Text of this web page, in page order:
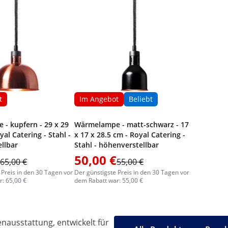
- kupfern - 29 x 29
Catering - Stahl -
65,00 €
in den 30 Tagen vor
65,00 €
Im Angebot Beliebt
Wärmelampe - matt-schwarz - 17
x 17 x 28.5 cm - Royal Catering -
Stahl - höhenverstellbar
50,00 €55,00 €
Der günstigste Preis in den 30 Tagen vor
dem Rabatt war: 55,00 €
entwickelt für